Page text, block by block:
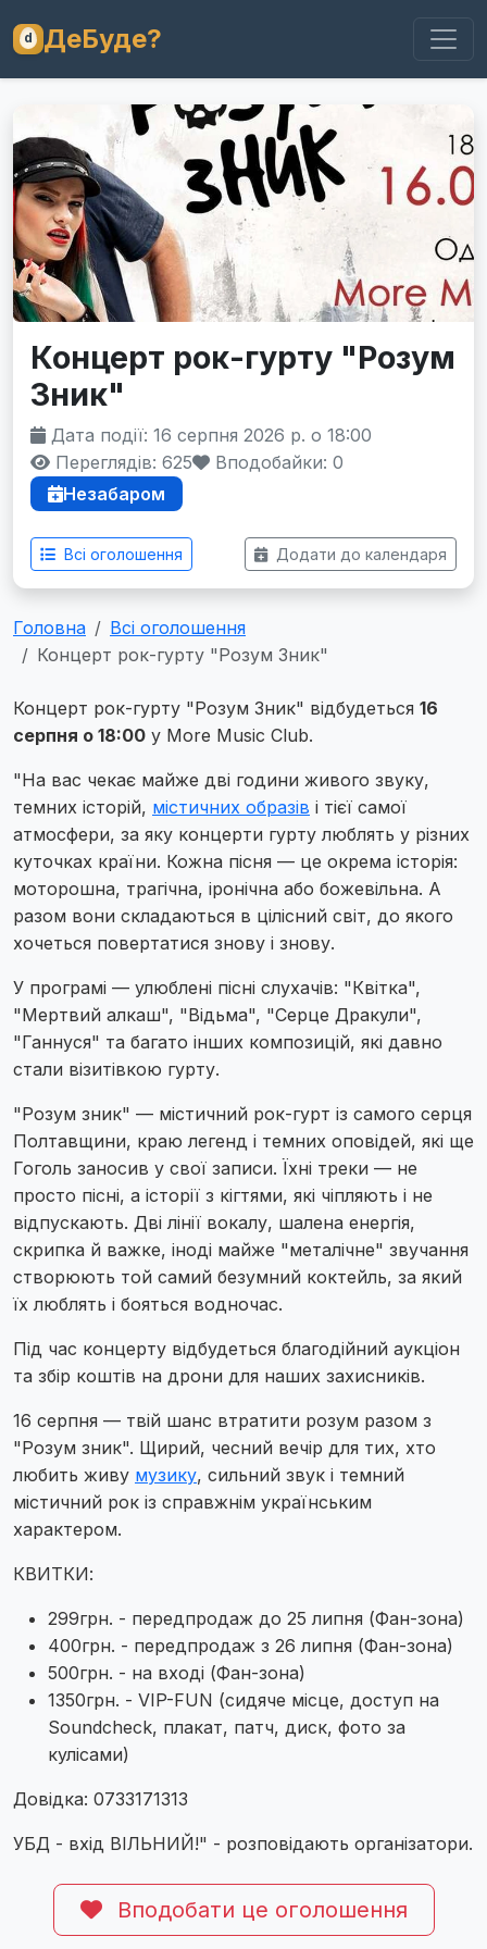
ДеБуде?
Концерт рок-гурту "Розум
Зник"
Дата події: 16 серпня 2026 р. о 18:00
Переглядів: 625
Вподобайки: 0
Незабаром
Всі оголошення Додати до календаря
Головна
Всі оголошення
Концерт рок-гурту "Розум Зник"
Концерт рок-гурту "Розум Зник" відбудеться 16
серпня о 18:00 у More Music Club.
"На вас чекає майже дві години живого звуку,
темних історій, містичних образів і тієї самої
атмосфери, за яку концерти гурту люблять у різних
куточках країни. Кожна пісня — це окрема історія:
моторошна, трагічна, іронічна або божевільна. А
разом вони складаються в цілісний світ, до якого
хочеться повертатися знову і знову.
У програмі — улюблені пісні слухачів: "Квітка",
"Мертвий алкаш", "Відьма", "Серце Дракули",
"Ганнуся" та багато інших композицій, які давно
стали візитівкою гурту.
"Розум зник" — містичний рок-гурт із самого серця
Полтавщини, краю легенд і темних оповідей, які ще
Гоголь заносив у свої записи. Їхні треки — не
просто пісні, а історії з кігтями, які чіпляють і не
відпускають. Дві лінії вокалу, шалена енергія,
скрипка й важке, іноді майже "металічне" звучання
створюють той самий безумний коктейль, за який
їх люблять і бояться водночас.
Під час концерту відбудеться благодійний аукціон
та збір коштів на дрони для наших захисників.
16 серпня — твій шанс втратити розум разом з
"Розум зник". Щирий, чесний вечір для тих, хто
любить живу музику, сильний звук і темний
містичний рок із справжнім українським
характером.
КВИТКИ:
299грн. - передпродаж до 25 липня (Фан-зона)
400грн. - передпродаж з 26 липня (Фан-зона)
500грн. - на вході (Фан-зона)
1350грн. - VIP-FUN (сидяче місце, доступ на
Soundcheck, плакат, патч, диск, фото за
кулісами)
Довідка: 0733171313
УБД - вхід ВІЛЬНИЙ!" - розповідають організатори.
Вподобати це оголошення